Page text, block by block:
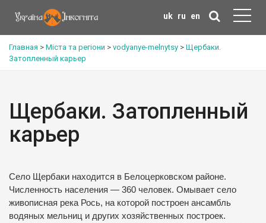
uk ru en
Главная > Міста та регіони > vodyanye-melnytsy > Щербаки.
Затопленный карьер
Щербаки. Затопленный
карьер
Село Щербаки находится в Белоцерковском районе.
Численность населения — 360 человек. Омывает село
живописная река Рось, на которой построен ансамбль
водяных мельниц и других хозяйственных построек.